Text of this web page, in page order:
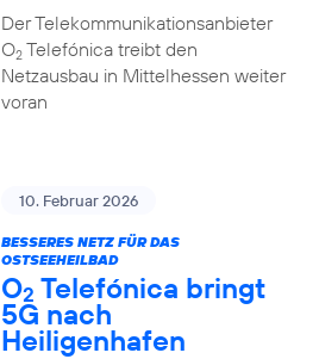
Der Telekommunikationsanbieter
O2Telefónica treibt den
Netzausbau in Mittelhessen weiter
voran
10. Februar 2026
BESSERES NETZ FÜR DAS
OSTSEEHEILBAD
O2 Telefónica bringt
5G nach
Heiligenhafen